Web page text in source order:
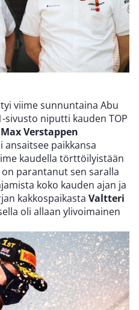
viime sunnuntaina Abu
sivusto niputti kauden TOP
Verstappen
paikkansa
kaudella törttöilyistään
parantanut sen saralla
koko kauden ajan ja
kakkospaikasta Valtteri
oli allaan ylivoimainen